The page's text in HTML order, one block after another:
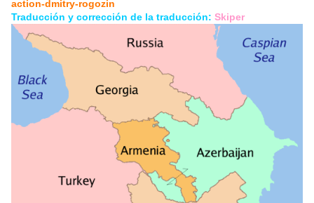
action-dmitry-rogozin
Traducción y corrección de la traducción: Skiper